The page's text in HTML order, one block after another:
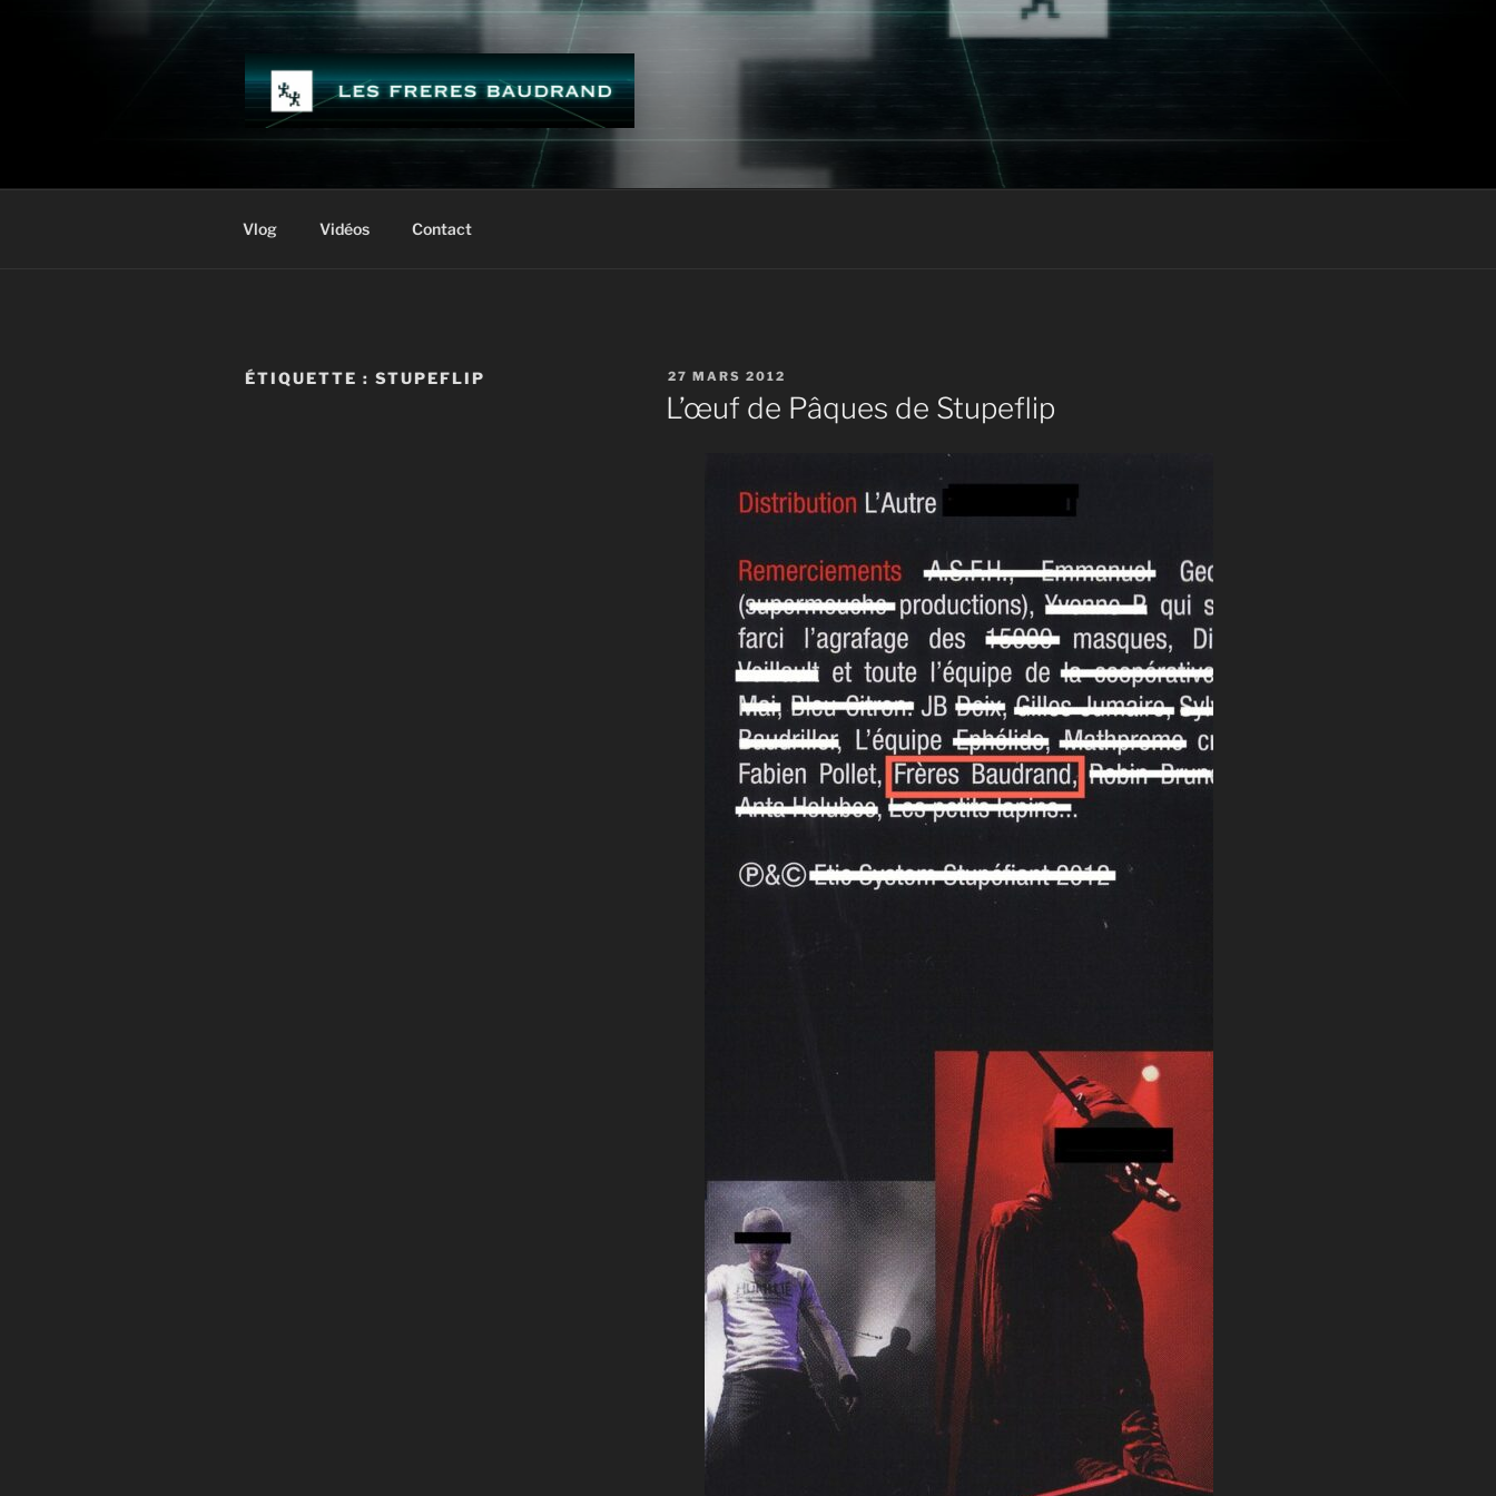
LES FRÈRES BAUDRAND
Vlog Vidéos Contact
ÉTIQUETTE : STUPEFLIP
PUBLIÉ
LE
27 MARS 2012
L’œuf de Pâques de Stupeflip